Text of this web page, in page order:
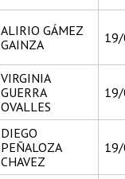
ALIRIO GÁMEZ
GAINZA
VIRGINIA
GUERRA
OVALLES
DIEGO
PEÑALOZA
CHAVEZ